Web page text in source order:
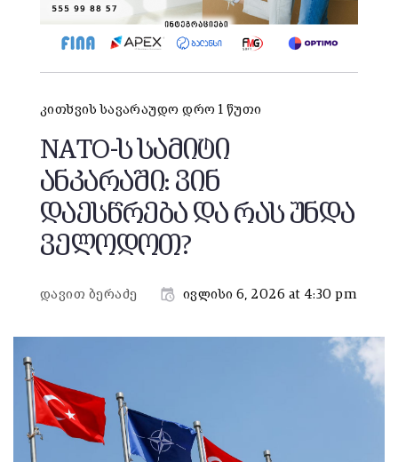
კითხვის სავარაუდო დრო 1 წუთი
NATO-ს სამიტი
ანკარაში: ვინ
დაესწრება და რას უნდა
ველოდოთ?
დავით ბერაძე ივლისი 6, 2026 at 4:30 pm